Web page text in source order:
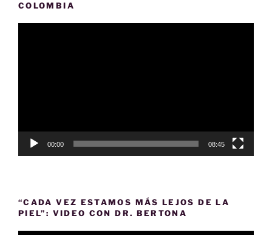
COLOMBIA
00:00 08:45
“CADA VEZ ESTAMOS MÁS LEJOS DE LA
PIEL”: VIDEO CON DR. BERTONA